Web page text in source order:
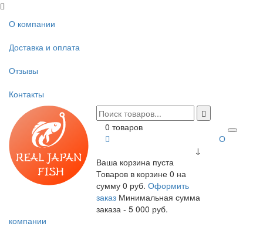
О компании
Доставка и оплата
Отзывы
Контакты
0 товаров
↓
Ваша корзина пуста
Товаров в корзине0 на
сумму0 руб. Оформить
заказ Минимальная сумма
заказа - 5 000 руб.
О
компании